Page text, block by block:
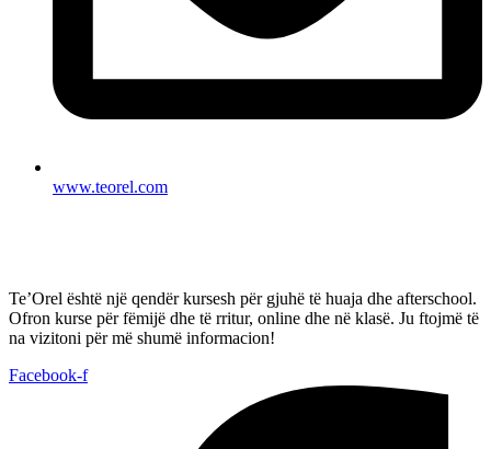
www.teorel.com
Te’Orel është një qendër kursesh për gjuhë të huaja dhe afterschool.
Ofron kurse për fëmijë dhe të rritur, online dhe në klasë. Ju ftojmë të
na vizitoni për më shumë informacion!
Facebook-f